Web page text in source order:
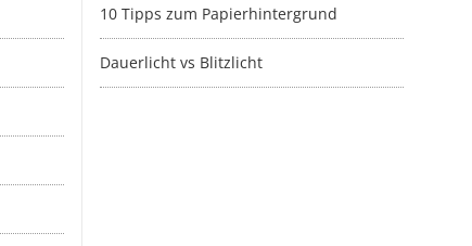
10 Tipps zum Papierhintergrund
Dauerlicht vs Blitzlicht